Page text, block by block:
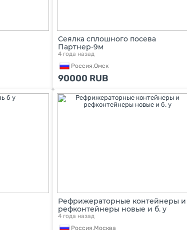
Сеялка сплошного посева
Партнер-9м
4 года назад
Россия,Омск
90000 RUB
Рефрижераторные контейнеры и
рефконтейнеры новые и б. у
4 года назад
Россия,Москва